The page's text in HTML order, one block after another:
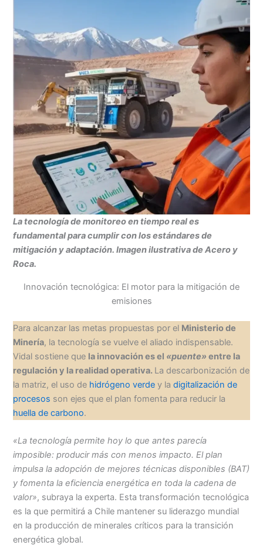
La tecnología de monitoreo en tiempo real es
fundamental para cumplir con los estándares de
mitigación y adaptación. Imagen ilustrativa de Acero y
Roca.
Innovación tecnológica: El motor para la mitigación de
emisiones
Para alcanzar las metas propuestas por el Ministerio de
Minería, la tecnología se vuelve el aliado indispensable.
Vidal sostiene que la innovación es el «puente» entre la
regulación y la realidad operativa. La descarbonización de
la matriz, el uso de hidrógeno verde y la digitalización de
procesos son ejes que el plan fomenta para reducir la
huella de carbono.
«La tecnología permite hoy lo que antes parecía
imposible: producir más con menos impacto. El plan
impulsa la adopción de mejores técnicas disponibles (BAT)
y fomenta la eficiencia energética en toda la cadena de
valor», subraya la experta. Esta transformación tecnológica
es la que permitirá a Chile mantener su liderazgo mundial
en la producción de minerales críticos para la transición
energética global.